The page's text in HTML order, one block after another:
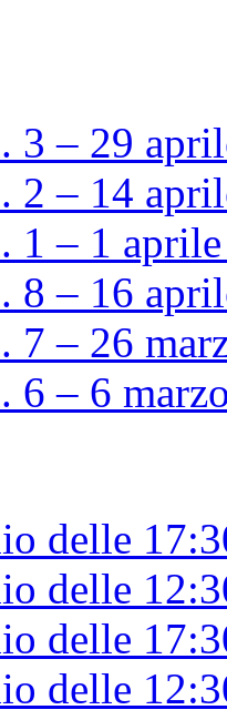
3 – 29
2 – 14
1 – 1
8 – 16
7 – 26
6 – 6
delle
delle
delle
delle